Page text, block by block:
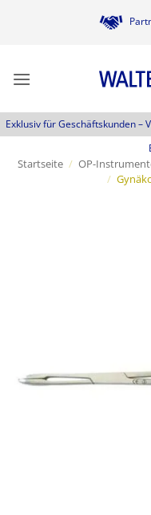
Exklusiv für Geschäftskunden –
Startseite / OP-
/